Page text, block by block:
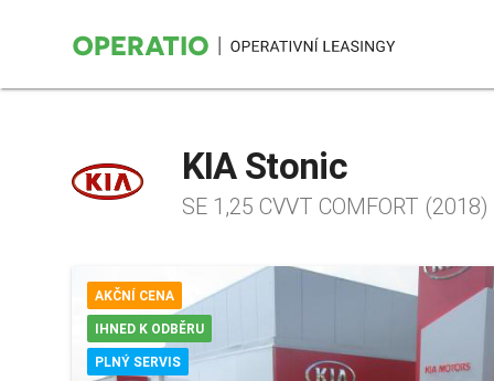
KIA Stonic
SE 1,25 CVVT COMFORT (2018)
AKČNÍ CENA
IHNED K ODBĚRU
PLNÝ SERVIS